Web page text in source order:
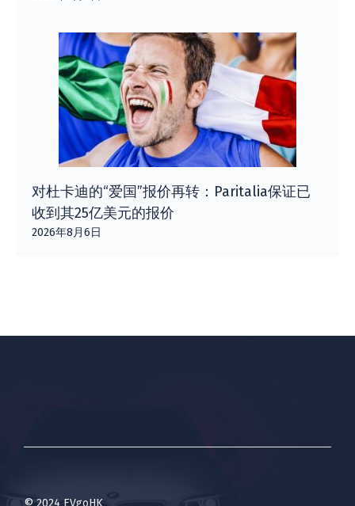
对杜卡迪的“爱国”报价再转：Paritalia保证已
收到其25亿美元的报价
2026年8月6日
© 2024 EVgoHK